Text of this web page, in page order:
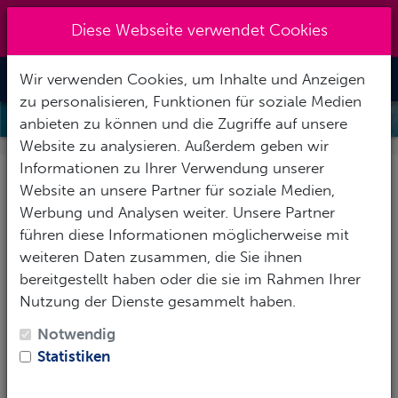
info@tauchzentrale.de
Toggle
FREEDIVE WORKSHOP - SURFER
Freedive Workshop -
Surfer
Kopf über unter Wasser.
Dieser Workshop richtet sich an Wassersportler, die
Wasser verbringen müssen ohne darauf wirklich
vorbereitet zu sein.
Diese Webseite verwendet Cookies
Wir verwenden Cookies, um Inhalte und Anzeigen
zu personalisieren, Funktionen für soziale Medien
anbieten zu können und die Zugriffe auf unsere
Website zu analysieren. Außerdem geben wir
Informationen zu Ihrer Verwendung unserer
Website an unsere Partner für soziale Medien,
Werbung und Analysen weiter. Unsere Partner
führen diese Informationen möglicherweise mit
weiteren Daten zusammen, die Sie ihnen
bereitgestellt haben oder die sie im Rahmen Ihrer
Nutzung der Dienste gesammelt haben.
Notwendig
Statistiken